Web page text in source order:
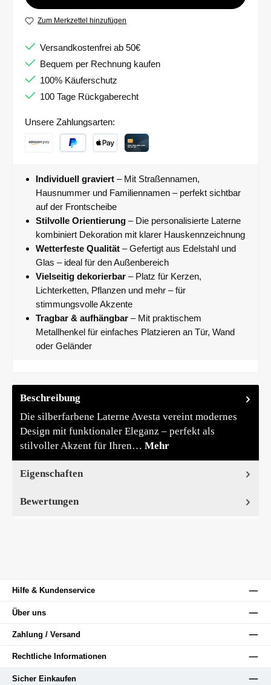
Zum Merkzettel hinzufügen
Versandkostenfrei ab 50€
Bequem per Rechnung kaufen
100% Käuferschutz
100 Tage Rückgaberecht
Unsere Zahlungsarten:
Individuell graviert – Mit Straßennamen,
Hausnummer und Familiennamen – perfekt sichtbar
auf der Frontscheibe
Stilvolle Orientierung – Die personalisierte Laterne
kombiniert Dekoration mit klarer Hauskennzeichnung
Wetterfeste Qualität – Gefertigt aus Edelstahl und
Glas – ideal für den Außenbereich
Vielseitig dekorierbar – Platz für Kerzen,
Lichterketten, Pflanzen und mehr – für
stimmungsvolle Akzente
Tragbar & aufhängbar – Mit praktischem
Metallhenkel für einfaches Platzieren an Tür, Wand
oder Geländer
Beschreibung
Die silberfarbene Laterne Avesta vereint modernes
Design mit funktionaler Eleganz – perfekt als
stilvoller Akzent für Ihren… Mehr
Eigenschaften
Bewertungen
Hilfe & Kundenservice
Über uns
Zahlung / Versand
Rechtliche Informationen
Sicher Einkaufen